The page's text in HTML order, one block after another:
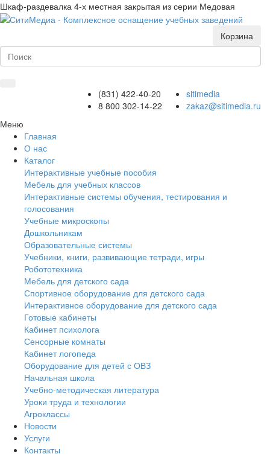
Шкаф-раздевалка 4-х местная закрытая из серии Медовая
Корзина
sitimedia
zakaz@sitimedia.ru
(831) 422-40-20
8 800 302-14-22
Меню
Главная
О нас
Каталог
Интерактивные учебные пособия
Мебель для учебных классов
Интерактивные системы обучения, тестирования и
голосования
Учебные микроскопы
Дошкольникам
Образовательные системы
Учебники, книги, развивающие тетради, игры
Робототехника
Мебель для детского сада
Спортивное оборудование для детского сада
Интерактивное оборудование для детского сада
Готовые кабинеты
Кабинет психолога
Сенсорные комнаты
Кабинет логопеда
Оборудование для детей с ОВЗ
Начальная школа
Учебно-методическая литература
Уроки труда и технологии
Агроклассы
Новости
Услуги
Контакты